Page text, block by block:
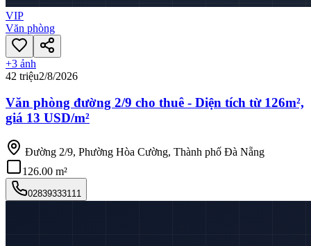
VIP
Văn phòng
+3 ảnh
42 triệu2/8/2026
Văn phòng đường 2/9 cho thuê - Diện tích từ 126m²,
giá 13 USD/m²
Đường 2/9, Phường Hòa Cường, Thành phố Đà Nẵng
126.00 m²
02839333111